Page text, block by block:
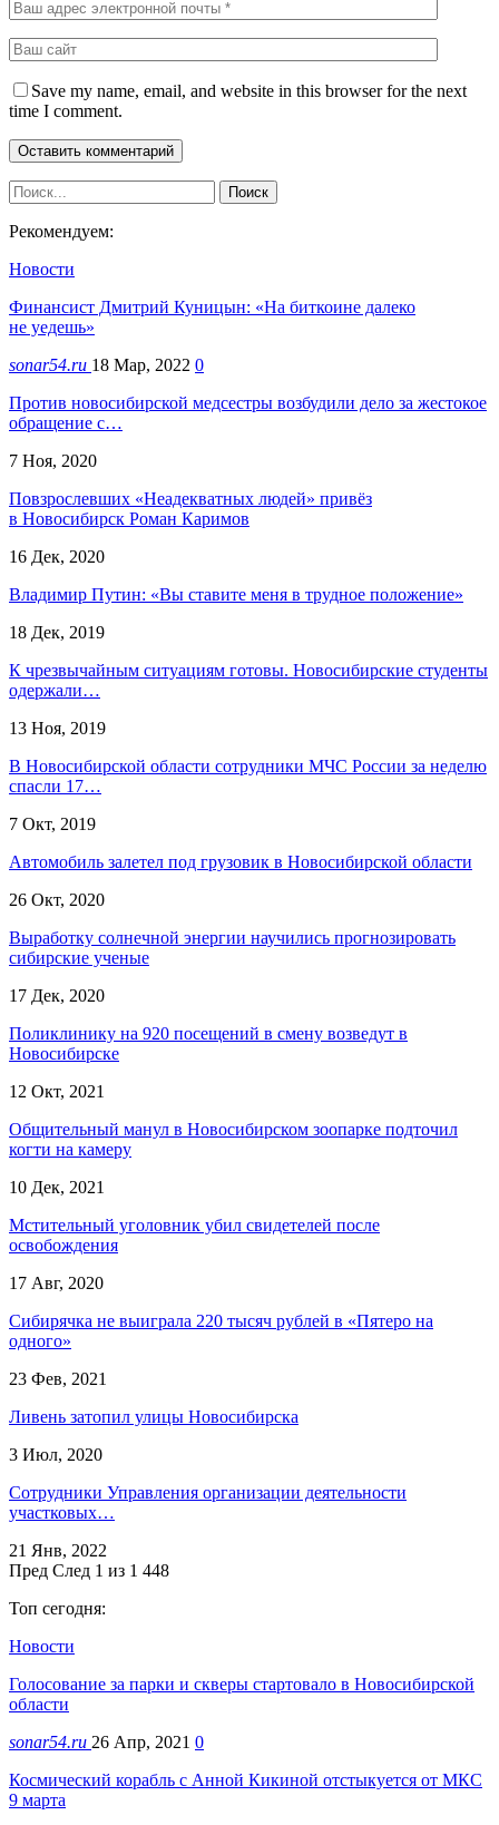
Save my name, email, and website in this browser for the next
time I comment.
Рекомендуем:
Новости
Финансист Дмитрий Куницын: «На биткоине далеко
не уедешь»
sonar54.ru 18 Мар, 2022 0
Против новосибирской медсестры возбудили дело за жестокое
обращение с…
7 Ноя, 2020
Повзрослевших «Неадекватных людей» привёз
в Новосибирск Роман Каримов
16 Дек, 2020
Владимир Путин: «Вы ставите меня в трудное положение»
18 Дек, 2019
К чрезвычайным ситуациям готовы. Новосибирские студенты
одержали…
13 Ноя, 2019
В Новосибирской области сотрудники МЧС России за неделю
спасли 17…
7 Окт, 2019
Автомобиль залетел под грузовик в Новосибирской области
26 Окт, 2020
Выработку солнечной энергии научились прогнозировать
сибирские ученые
17 Дек, 2020
Поликлинику на 920 посещений в смену возведут в
Новосибирске
12 Окт, 2021
Общительный манул в Новосибирском зоопарке подточил
когти на камеру
10 Дек, 2021
Мстительный уголовник убил свидетелей после
освобождения
17 Авг, 2020
Сибирячка не выиграла 220 тысяч рублей в «Пятеро на
одного»
23 Фев, 2021
Ливень затопил улицы Новосибирска
3 Июл, 2020
Сотрудники Управления организации деятельности
участковых…
21 Янв, 2022
Пред След 1 из 1 448
Топ сегодня:
Новости
Голосование за парки и скверы стартовало в Новосибирской
области
sonar54.ru 26 Апр, 2021 0
Космический корабль с Анной Кикиной отстыкуется от МКС
9 марта